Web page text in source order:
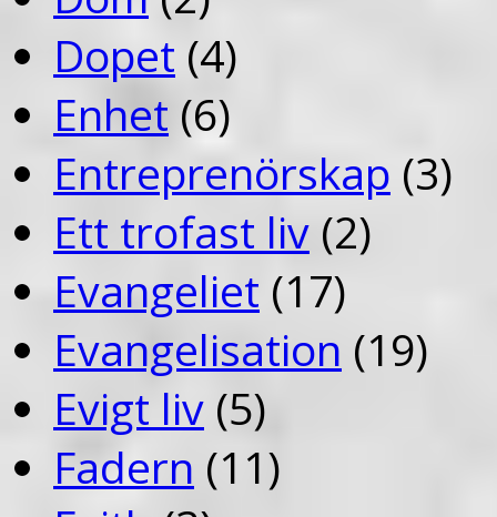
Dopet (4)
Enhet (6)
Entreprenörskap (3)
Ett trofast liv (2)
Evangeliet (17)
Evangelisation (19)
Evigt liv (5)
Fadern (11)